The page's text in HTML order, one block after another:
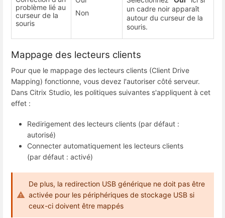
problème lié au
curseur de la
souris
Non
un cadre noir apparaît
autour du curseur de la
souris.
Mappage des lecteurs clients
Pour que le mappage des lecteurs clients (Client Drive
Mapping) fonctionne, vous devez l'autoriser côté serveur.
Dans Citrix Studio, les politiques suivantes s'appliquent à cet
effet :
Redirigement des lecteurs clients (par défaut :
autorisé)
Connecter automatiquement les lecteurs clients
(par défaut : activé)
De plus, la redirection USB générique ne doit pas être
activée pour les périphériques de stockage USB si
ceux-ci doivent être mappés